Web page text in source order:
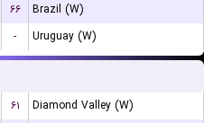
۶۶
Brazil (W)
- Uruguay (W)
۶۱
Diamond Valley (W)